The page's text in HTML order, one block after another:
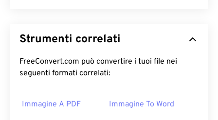
Strumenti correlati
FreeConvert.com può convertire i tuoi file nei
seguenti formati correlati:
Immagine A PDF Immagine To Word